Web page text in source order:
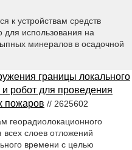
к устройствам средств
для использования на
минералов в осадочной
границы локального
робот для проведения
пожаров // 2625602
георадиолокационного
всех слоев отложений
времени с целью